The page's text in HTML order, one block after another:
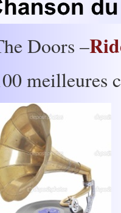
Doors –
meilleures